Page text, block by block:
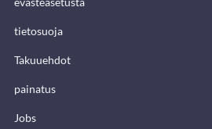
tietosuoja
Takuuehdot
painatus
Jobs